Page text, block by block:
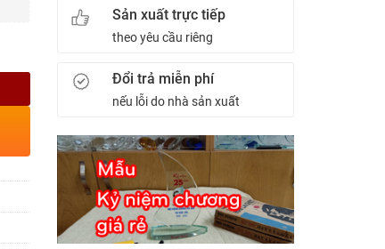
Sản xuất trực tiếp
theo yêu cầu riêng
Đổi trả miễn phí
nếu lỗi do nhà sản xuất